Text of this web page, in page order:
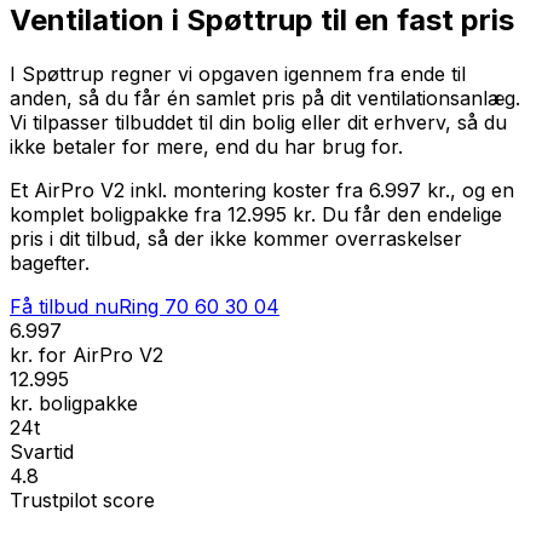
Ventilation i Spøttrup til en fast pris
I Spøttrup regner vi opgaven igennem fra ende til
anden, så du får én samlet pris på dit ventilationsanlæg.
Vi tilpasser tilbuddet til din bolig eller dit erhverv, så du
ikke betaler for mere, end du har brug for.
Et AirPro V2 inkl. montering koster fra 6.997 kr., og en
komplet boligpakke fra 12.995 kr. Du får den endelige
pris i dit tilbud, så der ikke kommer overraskelser
bagefter.
Få tilbud nuRing 70 60 30 04
6.997
kr. for AirPro V2
12.995
kr. boligpakke
24t
Svartid
4.8
Trustpilot score